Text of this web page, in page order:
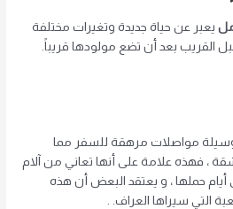
يعبر عن حياة جديدة وتغيرات مختلفة
القريب بعد أن تضع مولودها قريباً.
وسيلة مواصلات مرهقة للسفر مما
، فهذه علامة على أنها تعاني من آلام
حملها ، و يعتقد البعض أن هذه
التي سيراها العراف. .